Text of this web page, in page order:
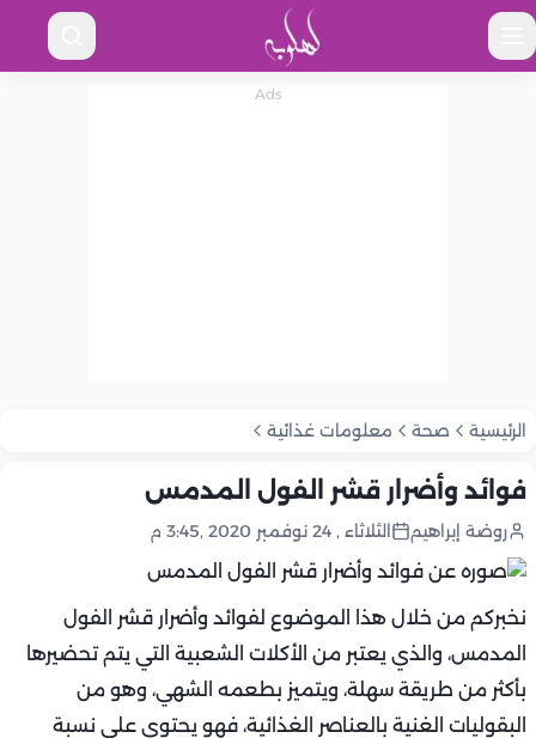
الرئيسية صحة معلومات غذائية
فوائد وأضرار قشر الفول المدمس
روضة إبراهيم الثلاثاء , 24 نوفمبر 2020 ,3:45 م
نخبركم من خلال هذا الموضوع لفوائد وأضرار قشر الفول
المدمس، والذي يعتبر من الأكلات الشعبية التي يتم تحضيرها
بأكثر من طريقة سهلة، ويتميز بطعمه الشهي، وهو من
البقوليات الغنية بالعناصر الغذائية، فهو يحتوي على نسبة